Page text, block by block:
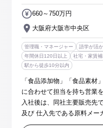
大阪府大阪市中央区
660～750万円
管理職・マネージャー 語学が活
年間休日120日以上
社宅・家賃補
駅から徒歩10分以内
「食品添加物」「食品素材
に合わせて担当を持ち営業をお任せし
入社後は、同社主要販売先
及び 仕入先である原料メー
いただきます。 ■飲食業界